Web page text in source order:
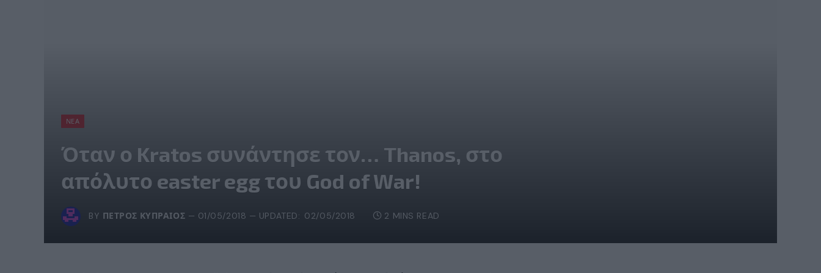
ΝΈΑ
Όταν ο Kratos συνάντησε τον… Thanos, στο
απόλυτο easter egg του God of War!
BY ΠΈΤΡΟΣ ΚΥΠΡΑΊΟΣ 01/05/2018 UPDATED: 02/05/2018 2 MINS READ